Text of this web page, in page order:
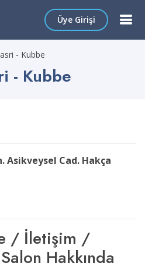
Üye Girişi
- Kubbe
- Kubbe
Cad. Hakça
/ İletişim /
Hakkında